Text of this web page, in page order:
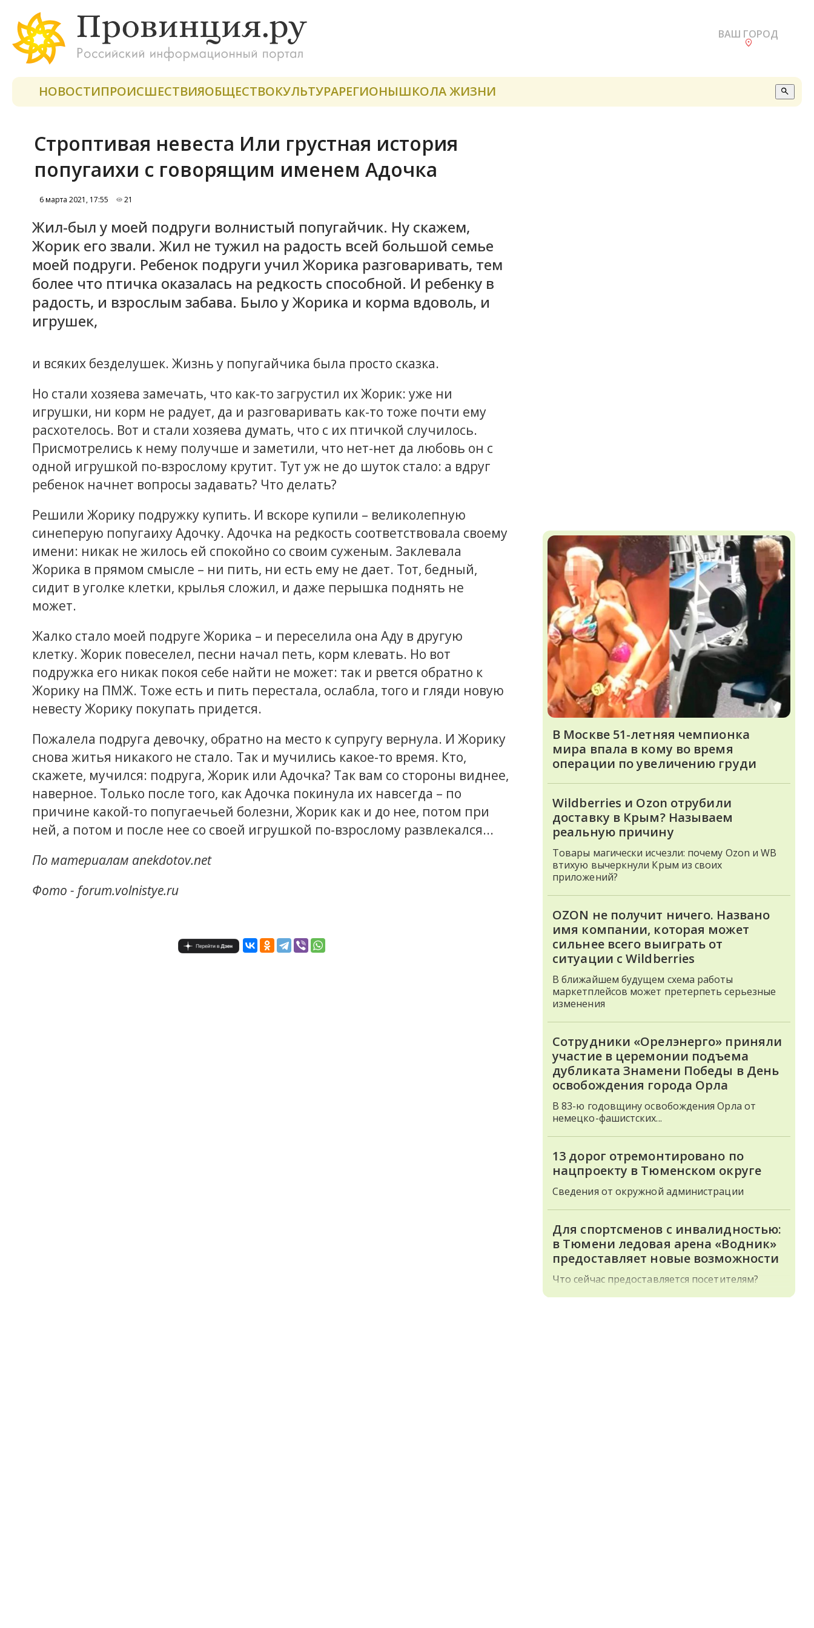
ВАШ ГОРОД
НОВОСТИПРОИСШЕСТВИЯОБЩЕСТВОКУЛЬТУРАРЕГИОНЫШКОЛА ЖИЗНИ
Строптивая невеста Или грустная история
попугаихи с говорящим именем Адочка
6 марта 2021, 17:55 21
Жил-был у моей подруги волнистый попугайчик. Ну скажем,
Жорик его звали. Жил не тужил на радость всей большой семье
моей подруги. Ребенок подруги учил Жорика разговаривать, тем
более что птичка оказалась на редкость способной. И ребенку в
радость, и взрослым забава. Было у Жорика и корма вдоволь, и
игрушек,
и всяких безделушек. Жизнь у попугайчика была просто сказка.
Но стали хозяева замечать, что как-то загрустил их Жорик: уже ни
игрушки, ни корм не радует, да и разговаривать как-то тоже почти ему
расхотелось. Вот и стали хозяева думать, что с их птичкой случилось.
Присмотрелись к нему получше и заметили, что нет-нет да любовь он с
одной игрушкой по-взрослому крутит. Тут уж не до шуток стало: а вдруг
ребенок начнет вопросы задавать? Что делать?
Решили Жорику подружку купить. И вскоре купили – великолепную
синеперую попугаиху Адочку. Адочка на редкость соответствовала своему
имени: никак не жилось ей спокойно со своим суженым. Заклевала
Жорика в прямом смысле – ни пить, ни есть ему не дает. Тот, бедный,
сидит в уголке клетки, крылья сложил, и даже перышка поднять не
может.
Жалко стало моей подруге Жорика – и переселила она Аду в другую
клетку. Жорик повеселел, песни начал петь, корм клевать. Но вот
подружка его никак покоя себе найти не может: так и рвется обратно к
Жорику на ПМЖ. Тоже есть и пить перестала, ослабла, того и гляди новую
невесту Жорику покупать придется.
Пожалела подруга девочку, обратно на место к супругу вернула. И Жорику
снова житья никакого не стало. Так и мучились какое-то время. Кто,
скажете, мучился: подруга, Жорик или Адочка? Так вам со стороны виднее,
наверное. Только после того, как Адочка покинула их навсегда – по
причине какой-то попугаечьей болезни, Жорик как и до нее, потом при
ней, а потом и после нее со своей игрушкой по-взрослому развлекался...
По материалам anekdotov.net
Фото - forum.volnistye.ru
В Москве 51-летняя чемпионка
мира впала в кому во время
операции по увеличению груди
Wildberries и Ozon отрубили
доставку в Крым? Называем
реальную причину
Товары магически исчезли: почему Ozon и WB
втихую вычеркнули Крым из своих
приложений?
OZON не получит ничего. Названо
имя компании, которая может
сильнее всего выиграть от
ситуации с Wildberries
В ближайшем будущем схема работы
маркетплейсов может претерпеть серьезные
изменения
Сотрудники «Орелэнерго» приняли
участие в церемонии подъема
дубликата Знамени Победы в День
освобождения города Орла
В 83-ю годовщину освобождения Орла от
немецко-фашистских...
13 дорог отремонтировано по
нацпроекту в Тюменском округе
Сведения от окружной администрации
Для спортсменов с инвалидностью:
в Тюмени ледовая арена «Водник»
предоставляет новые возможности
Что сейчас предоставляется посетителям?